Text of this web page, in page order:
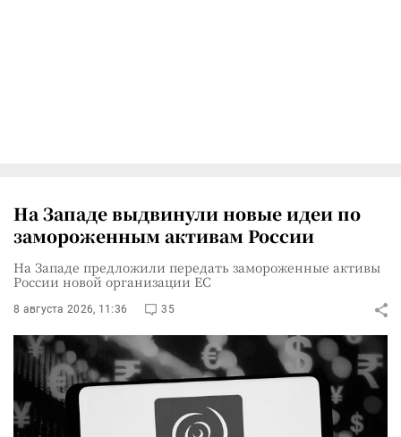
На Западе выдвинули новые идеи по
замороженным активам России
На Западе предложили передать замороженные активы
России новой организации ЕС
8 августа 2026, 11:36 35